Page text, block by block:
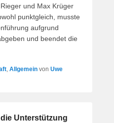
und Max Krüger
punktgleich, musste
aufgrund
und beendet die
, Allgemein von Uwe
Unterstützung